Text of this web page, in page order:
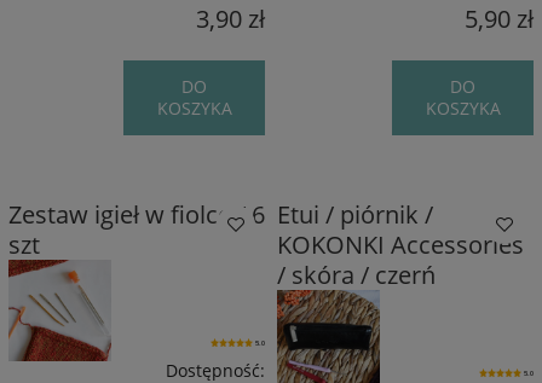
3,90 zł
DO
KOSZYKA
5,90 zł
DO
KOSZYKA
Zestaw igieł w fiolce / 6
szt
5.0
Dostępność:
Etui / piórnik /
KOKONKI Accessories
/ skóra / czerń
5.0